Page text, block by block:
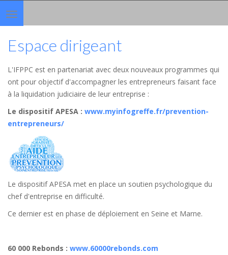
Toggle
navigation
Espace dirigeant
L'IFPPC est en partenariat avec deux nouveaux programmes qui
ont pour objectif d'accompagner les entrepreneurs faisant face
à la liquidation judiciaire de leur entreprise :
Le dispositif APESA : www.myinfogreffe.fr/prevention-
entrepreneurs/
Le dispositif APESA met en place un soutien psychologique du
chef d'entreprise en difficulté.
Ce dernier est en phase de déploiement en Seine et Marne.
60 000 Rebonds : www.60000rebonds.com